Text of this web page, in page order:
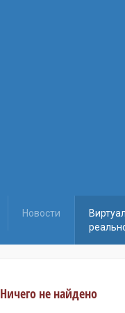
Новости
Ничего не найдено